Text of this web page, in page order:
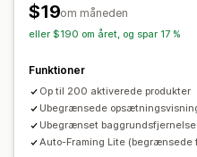
$19om måneden
eller $190 om året, og spar 17 %
Funktioner
Op til 200 aktiverede produkter
Ubegrænsede
Ubegrænset baggrundsfjernelse
Auto-Framing Lite (begrænsede